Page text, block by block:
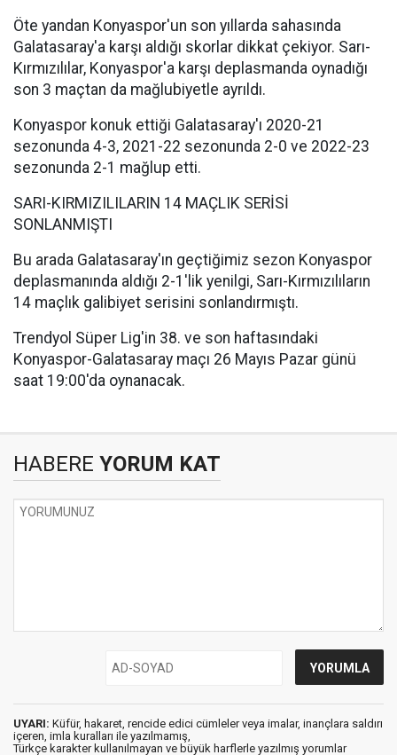
Öte yandan Konyaspor'un son yıllarda sahasında
Galatasaray'a karşı aldığı skorlar dikkat çekiyor. Sarı-
Kırmızılılar, Konyaspor'a karşı deplasmanda oynadığı
son 3 maçtan da mağlubiyetle ayrıldı.
Konyaspor konuk ettiği Galatasaray'ı 2020-21
sezonunda 4-3, 2021-22 sezonunda 2-0 ve 2022-23
sezonunda 2-1 mağlup etti.
SARI-KIRMIZILILARIN 14 MAÇLIK SERİSİ
SONLANMIŞTI
Bu arada Galatasaray'ın geçtiğimiz sezon Konyaspor
deplasmanında aldığı 2-1'lik yenilgi, Sarı-Kırmızılıların
14 maçlık galibiyet serisini sonlandırmıştı.
Trendyol Süper Lig'in 38. ve son haftasındaki
Konyaspor-Galatasaray maçı 26 Mayıs Pazar günü
saat 19:00'da oynanacak.
HABERE YORUM KAT
UYARI: Küfür, hakaret, rencide edici cümleler veya imalar, inançlara saldırı
içeren, imla kuralları ile yazılmamış,
Türkçe karakter kullanılmayan ve büyük harflerle yazılmış yorumlar